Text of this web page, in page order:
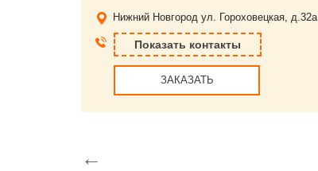
Нижний Новгород ул. Гороховецкая, д.32а
Показать контакты
ЗАКАЗАТЬ
←